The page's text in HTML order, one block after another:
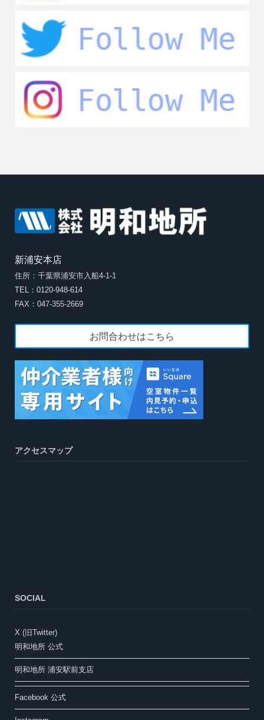
新浦安本店
住所：千葉県浦安市入船4-1-1
TEL：0120-948-614
FAX：047-355-2669
お問合わせはこちら
アクセスマップ
SOCIAL
X (旧Twitter)
明和地所 公式
明和地所 浦安駅前支店
Facebook 公式